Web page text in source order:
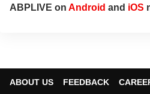
ABPLIVE on Android and iOS
ABOUT US FEEDBACK